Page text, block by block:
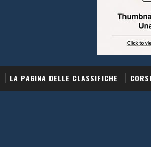
LA PAGINA DELLE CLASSIFICHE